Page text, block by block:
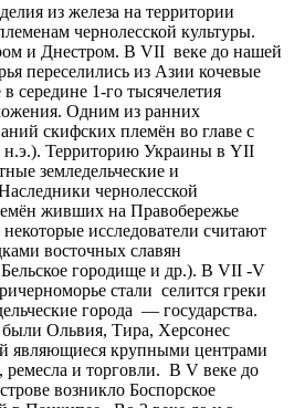
из железа на территории
чернолесской культуры.
и Днестром. В VII веке до нашей
переселились из Азии кочевые
середине 1-го тысячелетия
Одним из ранних
скифских племён во главе с
н.э.). Территорию Украины в YII
земледельческие и
чернолесской
живших на Правобережье
исследователи считают
восточных славян
городище и др.). В VII -V
стали селится греки
города — государства.
Ольвия, Тира, Херсонес
являющиеся крупными центрами
ремесла и торговли. В V веке до
возникло Боспорское